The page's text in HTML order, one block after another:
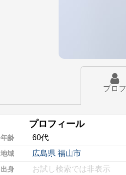
プロフ
プロフィール
年齢 60代
地域 広島県 福山市
出身 お試し検索では非表示